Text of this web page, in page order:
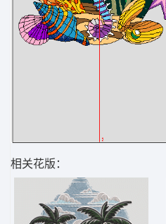
相关花版：